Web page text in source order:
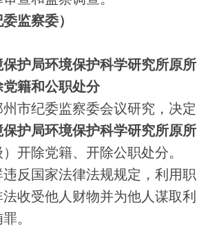
监察委）
护局环境保护科学研究所原所
籍和公职处分
州市纪委监察委会议研究，决定
护局环境保护科学研究所原所
）开除党籍、开除公职处分。
反国家法律法规规定，利用职
收受他人财物并为他人谋取利
。